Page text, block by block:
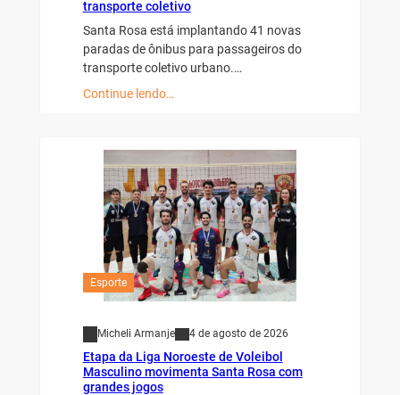
transporte coletivo
Santa Rosa está implantando 41 novas
paradas de ônibus para passageiros do
transporte coletivo urbano.…
Continue lendo…
Esporte
Micheli Armanje 4 de agosto de 2026
Etapa da Liga Noroeste de Voleibol
Masculino movimenta Santa Rosa com
grandes jogos